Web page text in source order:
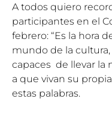
A todos quiero
participantes en el
febrero: “Es la hora
mundo de la
capaces de llevar la
a que vivan su
estas palabras.